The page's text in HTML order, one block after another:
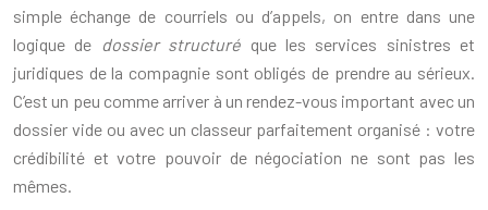
simple échange de courriels ou d’appels, on entre dans une
logique de dossier structuré que les services sinistres et
juridiques de la compagnie sont obligés de prendre au sérieux.
C’est un peu comme arriver à un rendez-vous important avec un
dossier vide ou avec un classeur parfaitement organisé : votre
crédibilité et votre pouvoir de négociation ne sont pas les
mêmes.